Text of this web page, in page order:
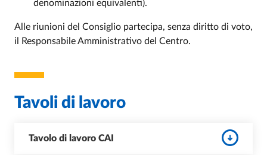
denominazioni equivalenti).
Alle riunioni del Consiglio partecipa, senza diritto di voto,
il Responsabile Amministrativo del Centro.
Tavoli di lavoro
Tavolo di lavoro CAI